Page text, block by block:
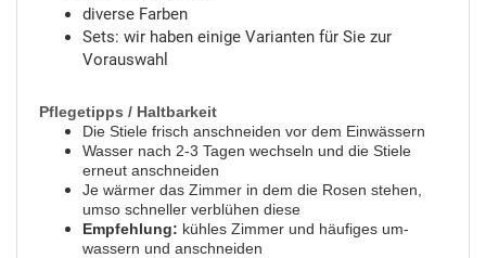
diverse Farben
Sets: wir haben einige Varianten für Sie zur
Vorauswahl
Pflegetipps / Haltbarkeit
Die Stiele frisch anschneiden vor dem Einwässern
Wasser nach 2-3 Tagen wechseln und die Stiele
erneut anschneiden
Je wärmer das Zimmer in dem die Rosen stehen,
umso schneller verblühen diese
Empfehlung: kühles Zimmer und häufiges um-
wassern und anschneiden